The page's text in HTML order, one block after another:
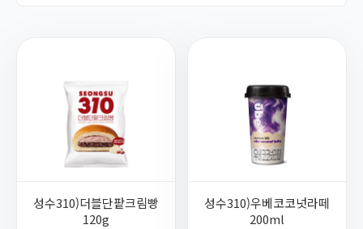
성수310)더블단팥크림빵
120g
성수310)우베코코넛라떼
200ml